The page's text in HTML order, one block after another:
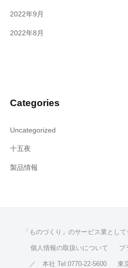
2022年9月
2022年8月
Categories
Uncategorized
十五夜
製品情報
「ものづくり」のサービス業とし
個人情報の取扱いについて プ
／ 本社 Tel:0770-22-5600 東